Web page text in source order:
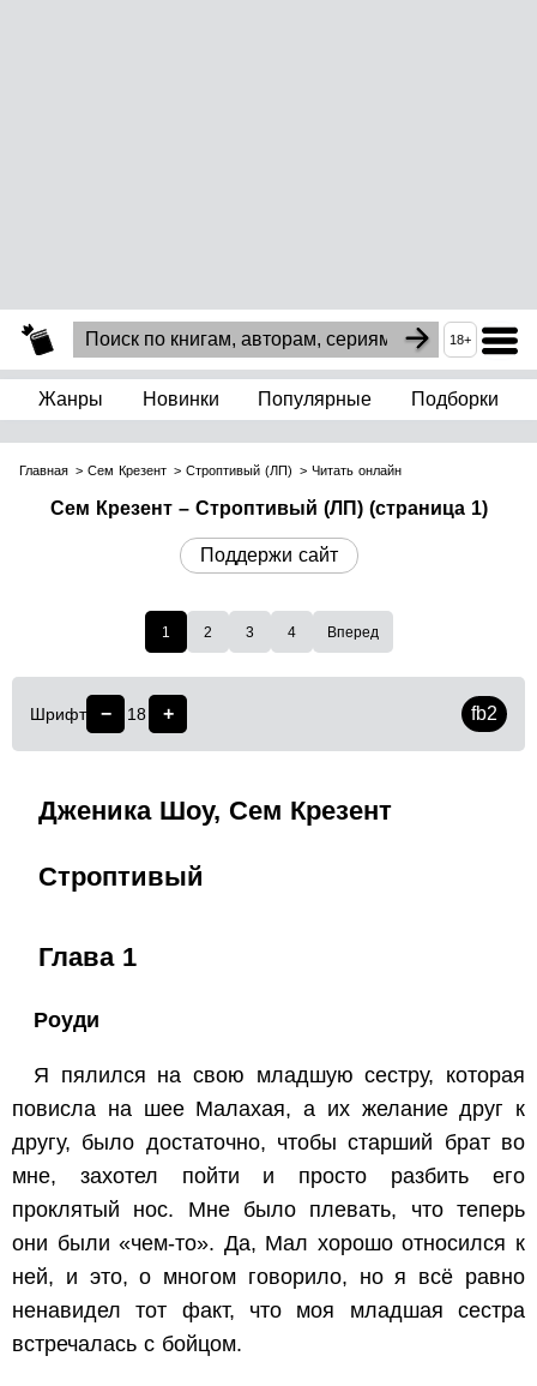
18+
Жанры Новинки Популярные Подборки
Главная Сем Крезент Строптивый (ЛП) Читать онлайн
Сем Крезент – Строптивый (ЛП) (страница 1)
Поддержи сайт
1 2 3 4 Вперед
Шрифт − 18 + fb2
Дженика Шоу, Сем Крезент
Строптивый
Глава 1
Роуди
Я пялился на свою младшую сестру, которая
повисла на шее Малахая, а их желание друг к
другу, было достаточно, чтобы старший брат во
мне, захотел пойти и просто разбить его
проклятый нос. Мне было плевать, что теперь
они были «чем-то». Да, Мал хорошо относился к
ней, и это, о многом говорило, но я всё равно
ненавидел тот факт, что моя младшая сестра
встречалась с бойцом.